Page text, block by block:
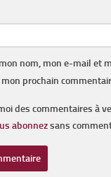
nom, mon e-mail et
prochain
des commentaires à
abonnezsans